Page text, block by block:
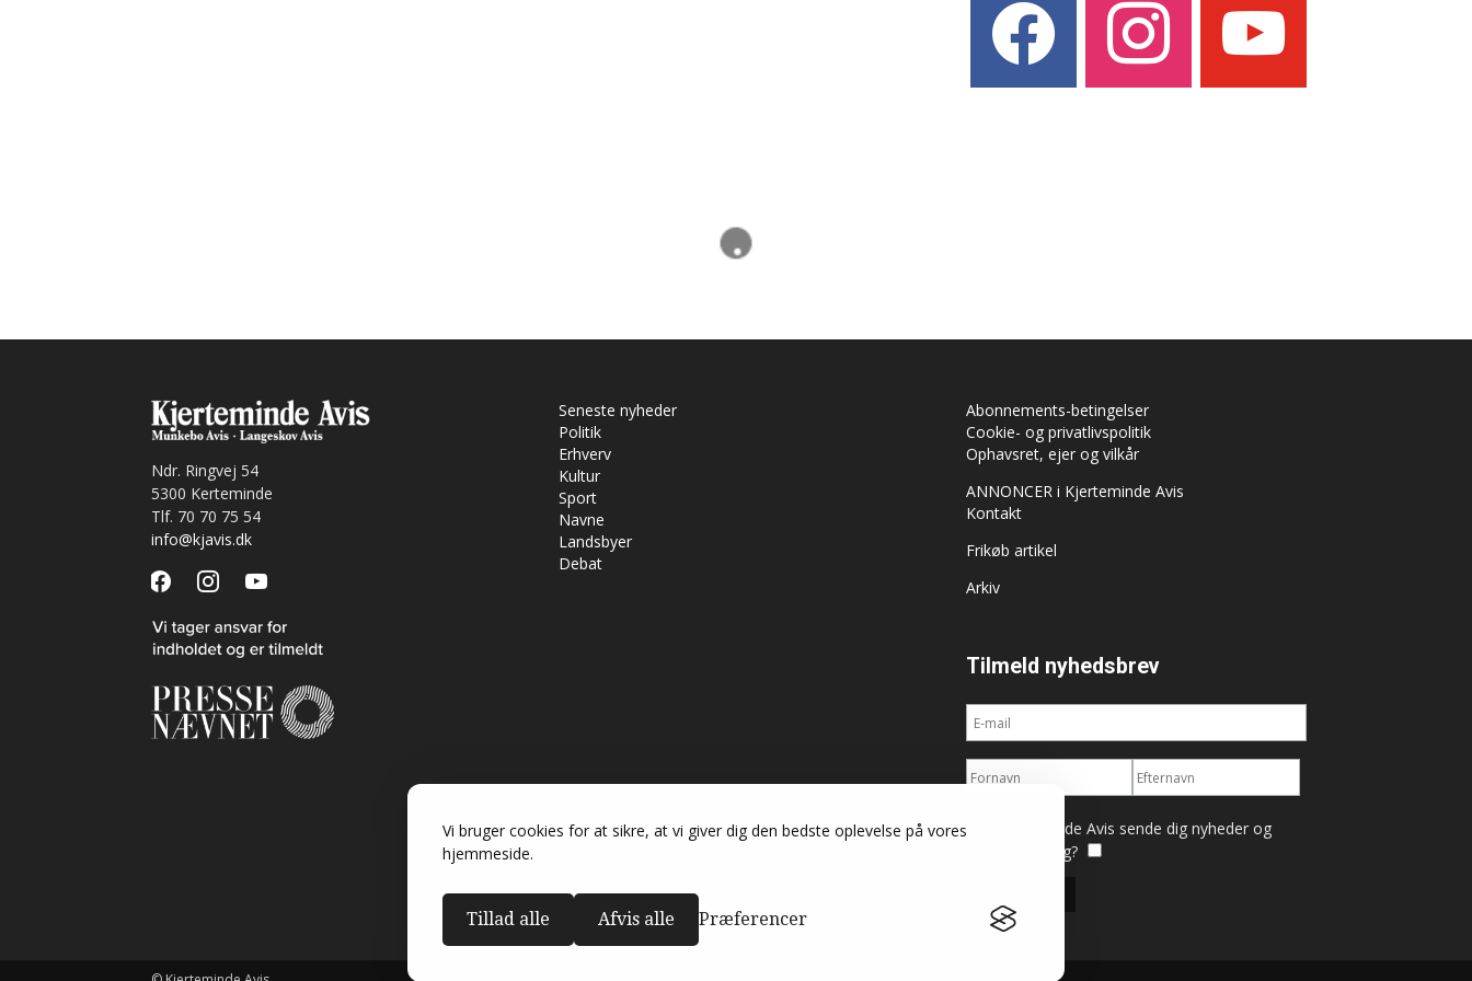
Vi bruger cookies for at sikre, at vi giver dig den bedste oplevelse på vores
hjemmeside.
Tillad alle Afvis alle Præferencer
Ndr. Ringvej 54
5300 Kerteminde
Tlf. 70 70 75 54
info@kjavis.dk
facebookinstagramyoutube
Seneste nyheder
Politik
Erhverv
Kultur
Sport
Navne
Landsbyer
Debat
Abonnements-betingelser
Cookie- og privatlivspolitik
Ophavsret, ejer og vilkår
ANNONCER i Kjerteminde Avis
Kontakt
Frikøb artikel
Arkiv
Tilmeld nyhedsbrev
Må Kjerteminde Avis sende dig nyheder og
markedsføring?